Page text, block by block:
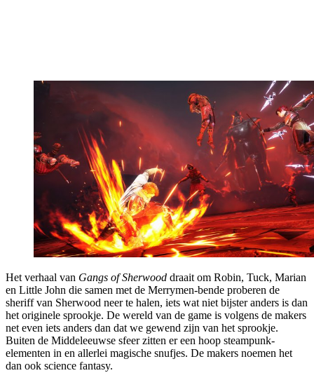
Het verhaal van Gangs of Sherwood draait om Robin, Tuck, Marian
en Little John die samen met de Merrymen-bende proberen de
sheriff van Sherwood neer te halen, iets wat niet bijster anders is dan
het originele sprookje. De wereld van de game is volgens de makers
net even iets anders dan dat we gewend zijn van het sprookje.
Buiten de Middeleeuwse sfeer zitten er een hoop steampunk-
elementen in en allerlei magische snufjes. De makers noemen het
dan ook science fantasy.